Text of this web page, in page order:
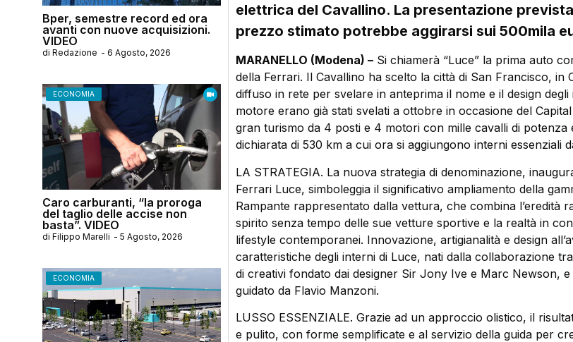
Bper, semestre record ed ora
avanti con nuove acquisizioni.
VIDEO
di Redazione - 6 Agosto, 2026
ECONOMIA
Caro carburanti, “la proroga
del taglio delle accise non
basta”. VIDEO
di Filippo Marelli - 5 Agosto, 2026
ECONOMIA
elettrica del Cavallino. La presentazione
prezzo stimato potrebbe aggirarsi sui 500mila
MARANELLO (Modena) –Si chiamerà “Luce” la prima auto
della Ferrari. Il Cavallino ha scelto la città di San Francisco, in
diffuso in rete per svelare in anteprima il nome e il design degli
motore erano già stati svelati a ottobre in occasione del
gran turismo da 4 posti e 4 motori con mille cavalli di potenza
dichiarata di 530 km a cui ora si aggiungono interni essenziali
LA STRATEGIA. La nuova strategia di denominazione,
Ferrari Luce, simboleggia il significativo ampliamento della
Rampante rappresentato dalla vettura, che combina l’eredità
spirito senza tempo delle sue vetture sportive e la realtà in
lifestyle contemporanei. Innovazione, artigianalità e design
caratteristiche degli interni di Luce, nati dalla collaborazione
di creativi fondato dai designer Sir Jony Ive e Marc Newson,
guidato da Flavio Manzoni.
LUSSO ESSENZIALE. Grazie ad un approccio olistico, il
e pulito, con forme semplificate e al servizio della guida per